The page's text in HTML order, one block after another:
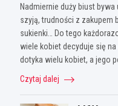
Nadmiernie duży biust
szyją, trudności z zakupem
sukienki… Do tego
wiele kobiet decyduje się
dotyka wielu kobiet, a jego
Czytaj dalej